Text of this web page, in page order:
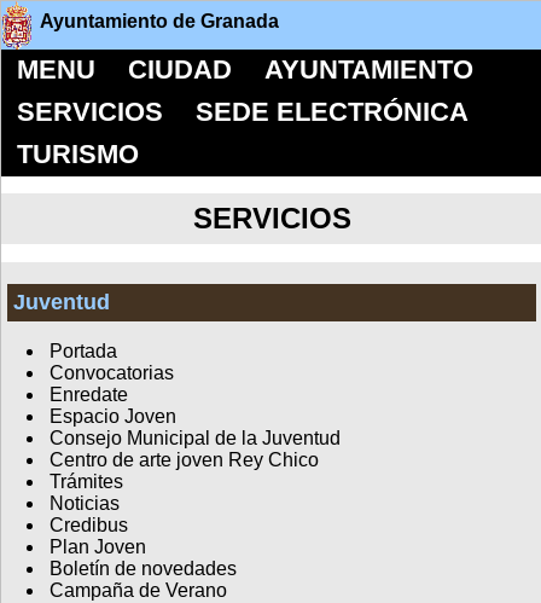
Ayuntamiento de Granada
MENU CIUDAD
AYUNTAMIENTO
SERVICIOS
SEDE ELECTRÓNICA
TURISMO
SERVICIOS
Juventud
Portada
Convocatorias
Enredate
Espacio Joven
Consejo Municipal de la Juventud
Centro de arte joven Rey Chico
Trámites
Noticias
Credibus
Plan Joven
Boletín de novedades
Campaña de Verano